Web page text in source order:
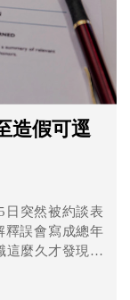
造假可逕
日突然被約談表
釋誤會寫成總年
這麼久才發現，